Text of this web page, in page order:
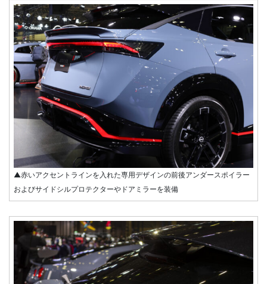
▲赤いアクセントラインを入れた専用デザインの前後アンダースポイラー
およびサイドシルプロテクターやドアミラーを装備